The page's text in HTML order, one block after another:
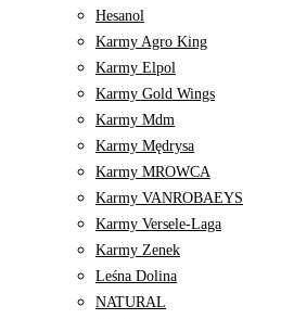
Hesanol
Karmy Agro King
Karmy Elpol
Karmy Gold Wings
Karmy Mdm
Karmy Mędrysa
Karmy MROWCA
Karmy VANROBAEYS
Karmy Versele-Laga
Karmy Zenek
Leśna Dolina
NATURAL